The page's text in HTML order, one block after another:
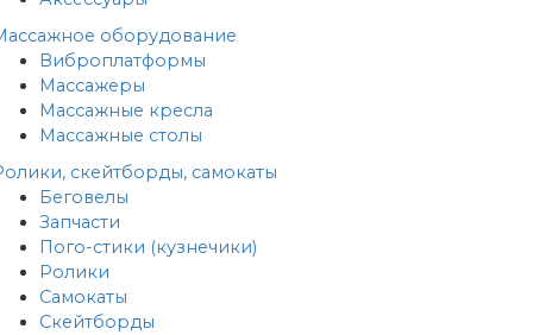
оборудование
Виброплатформы
Массажеры
Массажные кресла
Массажные столы
скейтборды, самокаты
Беговелы
Запчасти
Пого-стики (кузнечики)
Ролики
Самокаты
Скейтборды